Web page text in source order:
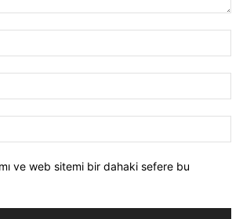
ve web sitemi bir dahaki sefere bu